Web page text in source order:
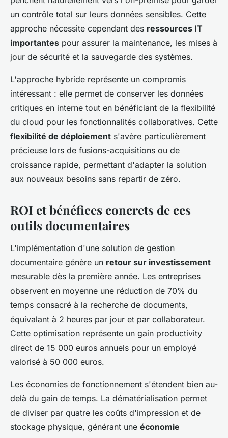
un contrôle total sur leurs données sensibles. Cette
approche nécessite cependant des ressources IT
importantes pour assurer la maintenance, les mises à
jour de sécurité et la sauvegarde des systèmes.
L'approche hybride représente un compromis
intéressant : elle permet de conserver les données
critiques en interne tout en bénéficiant de la flexibilité
du cloud pour les fonctionnalités collaboratives. Cette
flexibilité de déploiement s'avère particulièrement
précieuse lors de fusions-acquisitions ou de
croissance rapide, permettant d'adapter la solution
aux nouveaux besoins sans repartir de zéro.
ROI et bénéfices concrets de ces
outils documentaires
L'implémentation d'une solution de gestion
documentaire génère un retour sur investissement
mesurable dès la première année. Les entreprises
observent en moyenne une réduction de 70% du
temps consacré à la recherche de documents,
équivalant à 2 heures par jour et par collaborateur.
Cette optimisation représente un gain productivity
direct de 15 000 euros annuels pour un employé
valorisé à 50 000 euros.
Les économies de fonctionnement s'étendent bien au-
delà du gain de temps. La dématérialisation permet
de diviser par quatre les coûts d'impression et de
stockage physique, générant une économie